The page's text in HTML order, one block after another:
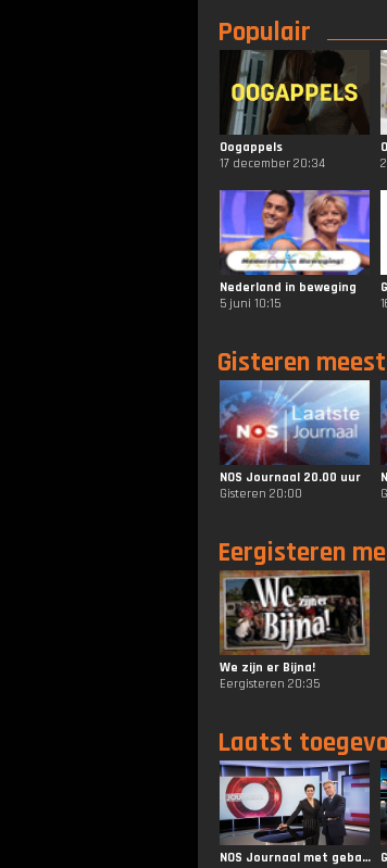
Populair
Oogappels
17 december 20:34
Nederland in beweging
5 juni 10:15
Gisteren
NOS Journaal 20.00 uur
Gisteren 20:00
Eergisteren
We zijn er Bijna!
Eergisteren 20:35
Laatst
NOS Journaal met gebarentaal 20.00